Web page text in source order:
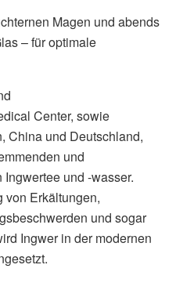
Magen und abends
– für optimale
Center, sowie
China und Deutschland,
und
und -wasser.
von Erkältungen,
und sogar
Ingwer in der modernen